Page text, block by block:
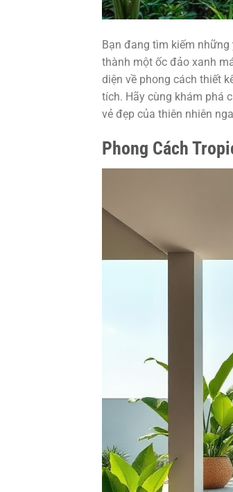
Bạn đang tìm kiếm những
thành một ốc đảo xanh
diện về phong cách thiết
tích. Hãy cùng khám phá
vẻ đẹp của thiên nhiên
Phong Cách